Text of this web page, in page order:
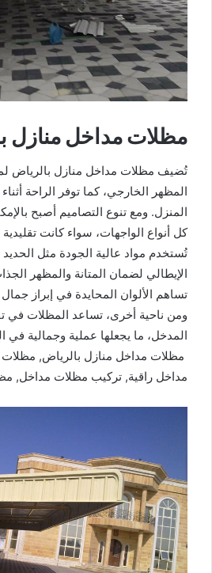
مظلات مداخل منازل
تُضيف مظلات مداخل منازل بالرياض
المظهر الخارجي، كما توفر الراحة
المنزل. ومع تنوع التصاميم أصبح
كل أنواع الواجهات، سواء كانت
تُستخدم مواد عالية الجودة مثل
الإيطالي لضمان المتانة والمظهر
تساهم الألوان المحايدة في إبراز
ومن ناحية أخرى، تساعد المظلات في
المدخل، ما يجعلها عملية وجمالية في
مظلات مداخل منازل بالرياض,
مداخل راقية, تركيب مظلات مداخل,